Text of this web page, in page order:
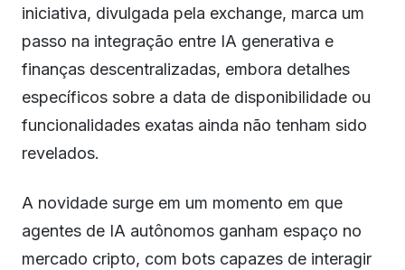
iniciativa, divulgada pela exchange, marca um
passo na integração entre IA generativa e
finanças descentralizadas, embora detalhes
específicos sobre a data de disponibilidade ou
funcionalidades exatas ainda não tenham sido
revelados.
A novidade surge em um momento em que
agentes de IA autônomos ganham espaço no
mercado cripto, com bots capazes de interagir